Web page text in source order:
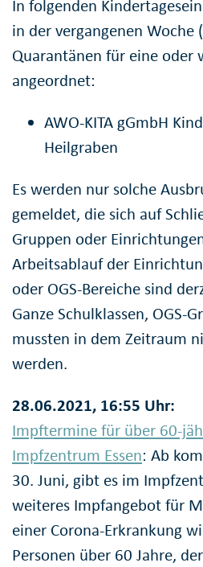
In folgenden
in der vergangenen Woche
Quarantänen für eine oder
angeordnet:
AWO-KITA gGmbH
Heilgraben
Es werden nur solche
gemeldet, die sich auf
Gruppen oder
Arbeitsablauf der
oder OGS-Bereiche sind
Ganze Schulklassen, OGS-
mussten in dem Zeitraum
werden.
28.06.2021, 16:55 Uhr:
Impftermine für über 60-
Impfzentrum Essen: Ab
30. Juni, gibt es im
weiteres Impfangebot für
einer Corona-Erkrankung
Personen über 60 Jahre,